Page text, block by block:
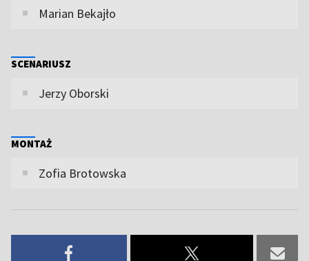
Marian Bekajło
SCENARIUSZ
Jerzy Oborski
MONTAŻ
Zofia Brotowska